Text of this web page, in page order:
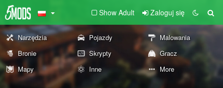
Show Adult Zaloguj się
Narzędzia Pojazdy
Malowania
Bronie
Skrypty
Gracz
Mapy
Inne More